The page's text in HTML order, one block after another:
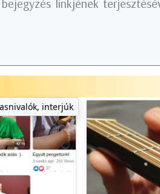
linkjének
interjúk